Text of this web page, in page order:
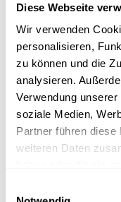
Diese Webseite
Wir verwenden
personalisieren,
zu können und die
analysieren.
Verwendung
soziale Medien,
Partner führen
weiteren Daten
Informationen für
Achtet darauf,
mit irrelevanten
Grundsätze der
in unserem
Wählt einen
Bewerber:innen